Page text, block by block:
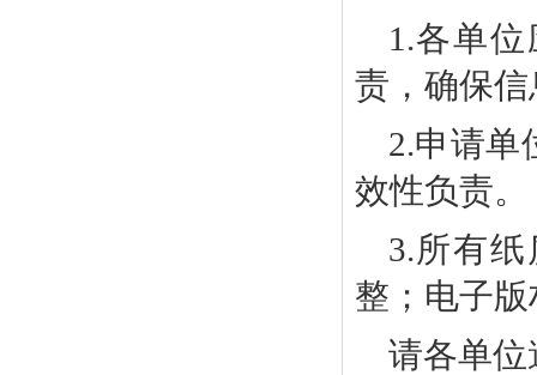
1.各单位
责，确保
2.申请单
效性负责。
3.所有
整 ； 电子
请各单